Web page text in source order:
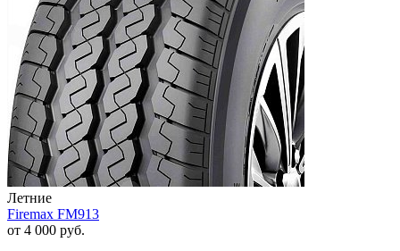
Летние
Firemax FM913
от 4 000 руб.